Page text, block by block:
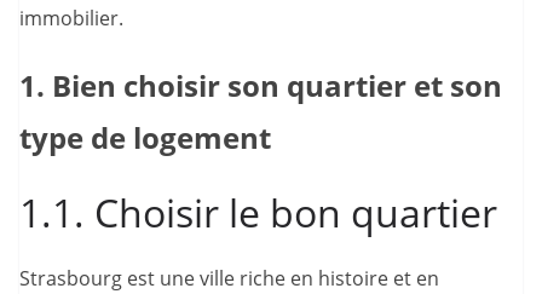
immobilier.
1. Bien choisir son quartier et son
type de logement
1.1. Choisir le bon quartier
Strasbourg est une ville riche en histoire et en